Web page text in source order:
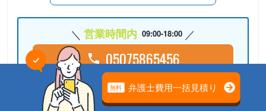
営業時間内 09:00-18:00
05075865456
24時間受付中